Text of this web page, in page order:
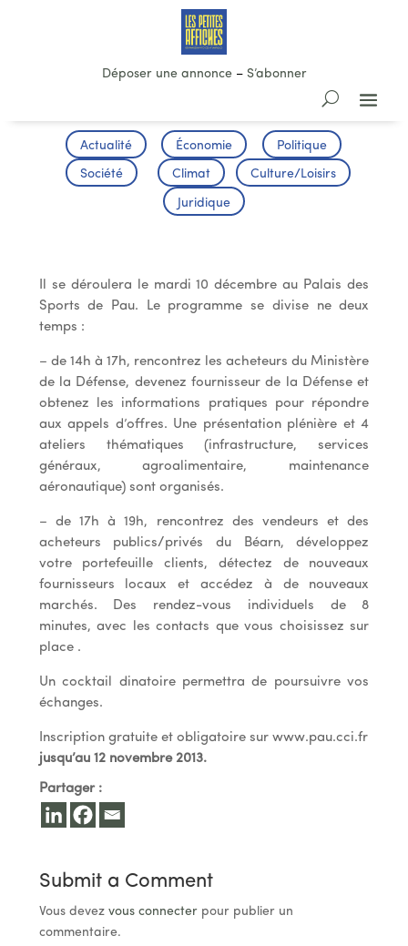
Déposer une annonce– S’abonner
Actualité Économie Politique
Société Climat Culture/Loisirs
Juridique
Il se déroulera le mardi 10 décembre au Palais des
Sports de Pau. Le programme se divise ne deux
temps :
– de 14h à 17h, rencontrez les acheteurs du Ministère
de la Défense, devenez fournisseur de la Défense et
obtenez les informations pratiques pour répondre
aux appels d’offres. Une présentation plénière et 4
ateliers thématiques (infrastructure, services
généraux, agroalimentaire, maintenance
aéronautique) sont organisés.
– de 17h à 19h, rencontrez des vendeurs et des
acheteurs publics/privés du Béarn, développez
votre portefeuille clients, détectez de nouveaux
fournisseurs locaux et accédez à de nouveaux
marchés. Des rendez-vous individuels de 8
minutes, avec les contacts que vous choisissez sur
place .
Un cocktail dinatoire permettra de poursuivre vos
échanges.
Inscription gratuite et obligatoire sur www.pau.cci.fr
jusqu’au 12 novembre 2013.
Partager :
Submit a Comment
Vous devez vous connecterpour publier un
commentaire.